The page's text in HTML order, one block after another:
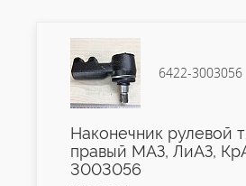
6422-3003056
Наконечник рулевой
правый МАЗ, ЛиАЗ,
3003056